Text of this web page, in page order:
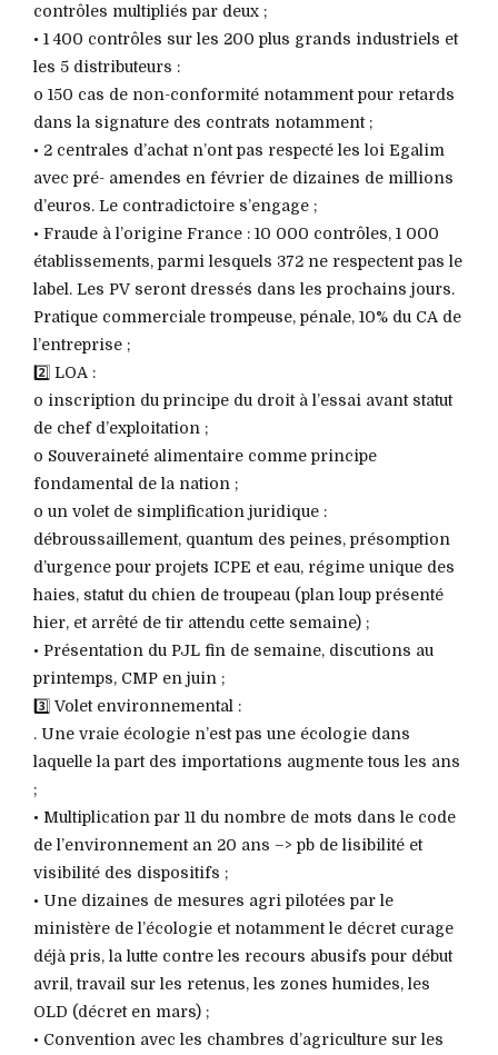
contrôles multipliés par deux ;
• 1 400 contrôles sur les 200 plus grands industriels et
les 5 distributeurs :
o 150 cas de non-conformité notamment pour retards
dans la signature des contrats notamment ;
• 2 centrales d’achat n’ont pas respecté les loi Egalim
avec pré- amendes en février de dizaines de millions
d’euros. Le contradictoire s’engage ;
• Fraude à l’origine France : 10 000 contrôles, 1 000
établissements, parmi lesquels 372 ne respectent pas le
label. Les PV seront dressés dans les prochains jours.
Pratique commerciale trompeuse, pénale, 10% du CA de
l’entreprise ;
2️⃣ LOA :
o inscription du principe du droit à l’essai avant statut
de chef d’exploitation ;
o Souveraineté alimentaire comme principe
fondamental de la nation ;
o un volet de simplification juridique :
débroussaillement, quantum des peines, présomption
d’urgence pour projets ICPE et eau, régime unique des
haies, statut du chien de troupeau (plan loup présenté
hier, et arrêté de tir attendu cette semaine) ;
• Présentation du PJL fin de semaine, discutions au
printemps, CMP en juin ;
3️⃣ Volet environnemental :
. Une vraie écologie n’est pas une écologie dans
laquelle la part des importations augmente tous les ans
;
• Multiplication par 11 du nombre de mots dans le code
de l’environnement an 20 ans –> pb de lisibilité et
visibilité des dispositifs ;
• Une dizaines de mesures agri pilotées par le
ministère de l’écologie et notamment le décret curage
déjà pris, la lutte contre les recours abusifs pour début
avril, travail sur les retenus, les zones humides, les
OLD (décret en mars) ;
• Convention avec les chambres d’agriculture sur les